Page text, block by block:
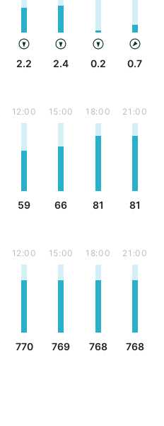
2.2 2.4 0.2 0.7
12:00
59
15:00
66
18:00
81
21:00
81
12:00
770
15:00
769
18:00
768
21:00
768